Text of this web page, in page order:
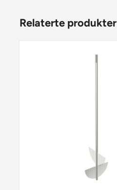
Relaterte produkter